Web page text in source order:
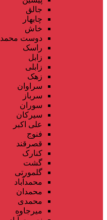
جالق
چابهار
خاش
دوست محمد
راسک
زابل
زابلی
زهک
سراوان
سرباز
سوران
سیرکان
علی اکبر
فنوج
قصرقند
کنارک
گشت
گلمورتی
محمدآباد
محمدان
محمدی
میرجاوه